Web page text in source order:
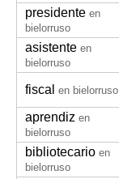
presidente en
bielorruso
asistente en
bielorruso
fiscal en bielorruso
aprendiz en
bielorruso
bibliotecario en
bielorruso